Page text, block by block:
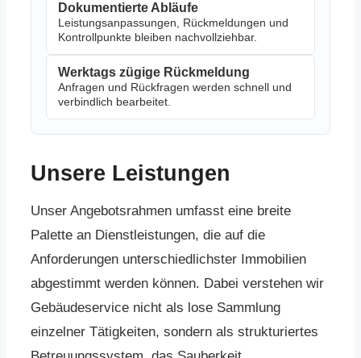
Dokumentierte Abläufe
Leistungsanpassungen, Rückmeldungen und
Kontrollpunkte bleiben nachvollziehbar.
Werktags zügige Rückmeldung
Anfragen und Rückfragen werden schnell und
verbindlich bearbeitet.
Unsere Leistungen
Unser Angebotsrahmen umfasst eine breite
Palette an Dienstleistungen, die auf die
Anforderungen unterschiedlichster Immobilien
abgestimmt werden können. Dabei verstehen wir
Gebäudeservice nicht als lose Sammlung
einzelner Tätigkeiten, sondern als strukturiertes